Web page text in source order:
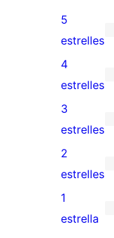
1
valoració
de
5
estrelles
5
estrelles
0
valoracions
de
4
estrelles
4
estrelles
0
valoracions
de
3
estrelles
3
estrelles
0
valoracions
de
2
estrelles
0
1
estrella